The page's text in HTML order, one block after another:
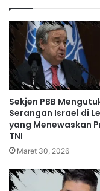
Sekjen PBB
Serangan Israel di
yang Menewaskan
TNI
Maret 30, 2026